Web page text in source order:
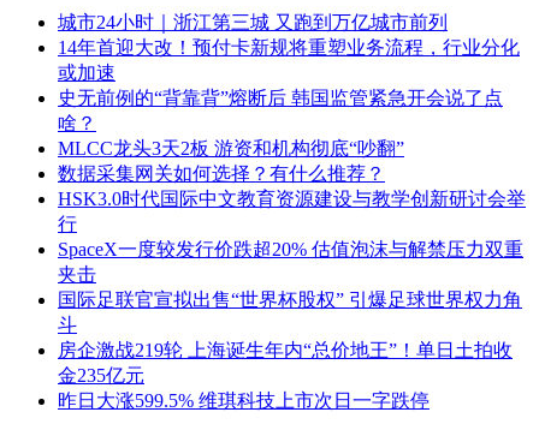
城市24小时｜浙江第三城 又跑到万亿城市前列
14年首迎大改！预付卡新规将重塑业务流程，行业分化
或加速
史无前例的“背靠背”熔断后 韩国监管紧急开会说了点
啥？
MLCC龙头3天2板 游资和机构彻底“吵翻”
数据采集网关如何选择？有什么推荐？
HSK3.0时代国际中文教育资源建设与教学创新研讨会举
行
SpaceX一度较发行价跌超20% 估值泡沫与解禁压力双重
夹击
国际足联官宣拟出售“世界杯股权” 引爆足球世界权力角
斗
房企激战219轮 上海诞生年内“总价地王”！单日土拍收
金235亿元
昨日大涨599.5% 维琪科技上市次日一字跌停